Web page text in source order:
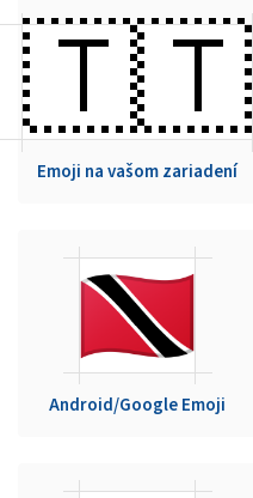
🇹🇹
Emoji na vašom zariadení
Android/Google Emoji